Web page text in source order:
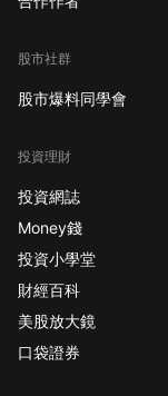
股市社群
股市爆料同學會
投資理財
投資網誌
Money錢
投資小學堂
財經百科
美股放大鏡
口袋證券